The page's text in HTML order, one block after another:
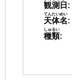
観測 日 :
天体名
てんたいめい
:
種類
しゅるい
: